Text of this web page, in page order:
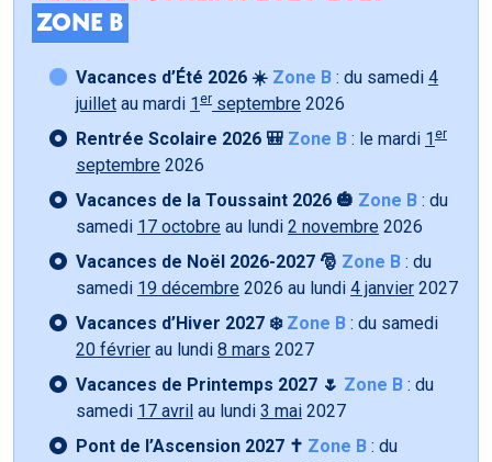
ZONE B
Vacances d’Été 2026 ☀️ Zone B : du samedi 4
juillet au mardi 1 er septembre 2026
Rentrée Scolaire 2026 🎒 Zone B : le mardi 1 er
septembre 2026
Vacances de la Toussaint 2026 🎃 Zone B : du
samedi 17 octobre au lundi 2 novembre 2026
Vacances de Noël 2026-2027 🎅 Zone B : du
samedi 19 décembre 2026 au lundi 4 janvier 2027
Vacances d’Hiver 2027 ❄️ Zone B : du samedi
20 février au lundi 8 mars 2027
Vacances de Printemps 2027 🌷 Zone B : du
samedi 17 avril au lundi 3 mai 2027
Pont de l’Ascension 2027 ✝️ Zone B : du